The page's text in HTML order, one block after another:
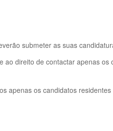
submeter as suas
ao direito de contactar apenas
apenas os candidatos